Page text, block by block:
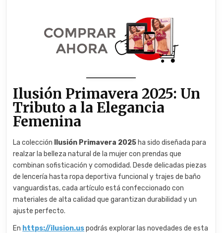
Ilusión Primavera 2025: Un
Tributo a la Elegancia
Femenina
La colección Ilusión Primavera 2025 ha sido diseñada para
realzar la belleza natural de la mujer con prendas que
combinan sofisticación y comodidad. Desde delicadas piezas
de lencería hasta ropa deportiva funcional y trajes de baño
vanguardistas, cada artículo está confeccionado con
materiales de alta calidad que garantizan durabilidad y un
ajuste perfecto.
En https://ilusion.uspodrás explorar las novedades de esta